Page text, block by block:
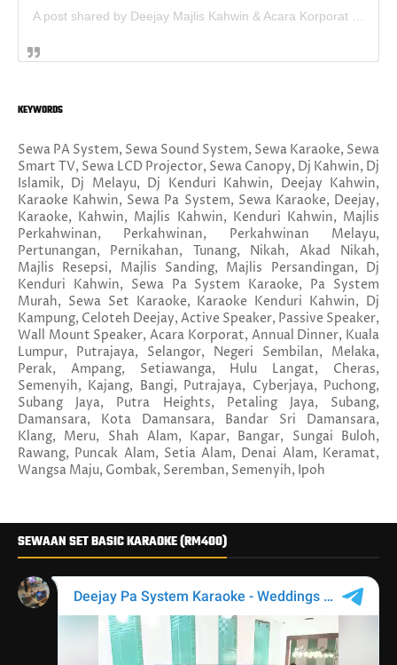
KEYWORDS
Sewa PA System, Sewa Sound System, Sewa Karaoke, Sewa
Smart TV, Sewa LCD Projector, Sewa Canopy, Dj Kahwin, Dj
Islamik, Dj Melayu, Dj Kenduri Kahwin, Deejay Kahwin,
Karaoke Kahwin, Sewa Pa System, Sewa Karaoke, Deejay,
Karaoke, Kahwin, Majlis Kahwin, Kenduri Kahwin, Majlis
Perkahwinan, Perkahwinan, Perkahwinan Melayu,
Pertunangan, Pernikahan, Tunang, Nikah, Akad Nikah,
Majlis Resepsi, Majlis Sanding, Majlis Persandingan, Dj
Kenduri Kahwin, Sewa Pa System Karaoke, Pa System
Murah, Sewa Set Karaoke, Karaoke Kenduri Kahwin, Dj
Kampung, Celoteh Deejay, Active Speaker, Passive Speaker,
Wall Mount Speaker, Acara Korporat, Annual Dinner, Kuala
Lumpur, Putrajaya, Selangor, Negeri Sembilan, Melaka,
Perak, Ampang, Setiawanga, Hulu Langat, Cheras,
Semenyih, Kajang, Bangi, Putrajaya, Cyberjaya, Puchong,
Subang Jaya, Putra Heights, Petaling Jaya, Subang,
Damansara, Kota Damansara, Bandar Sri Damansara,
Klang, Meru, Shah Alam, Kapar, Bangar, Sungai Buloh,
Rawang, Puncak Alam, Setia Alam, Denai Alam, Keramat,
Wangsa Maju, Gombak, Seremban, Semenyih, Ipoh
SEWAAN SET BASIC KARAOKE (RM400)